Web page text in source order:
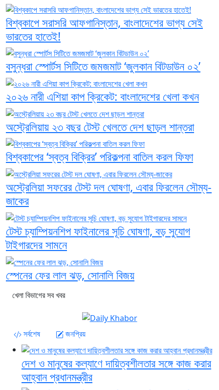
বিশ্বকাপে সরাসরি আফগানিস্তান, বাংলাদেশের ভাগ্য সেই
ভারতের হাতেই!
বসুন্ধরা স্পোর্টস সিটিতে জমজমাট ‘জুলকান বিটডাউন ০২’
২০২৬ নারী এশিয়া কাপ ক্রিকেট: বাংলাদেশের খেলা কখন
অস্ট্রেলিয়ায় ২৩ বছর টেস্ট খেলতে দেশ ছাড়ল শান্তরা
বিশ্বকাপের ‘স্বত্ব বিক্রির’ পরিকল্পনা বাতিল করল ফিফা
অস্ট্রেলিয়া সফরের টেস্ট দল ঘোষণা, এবার ফিরলেন সৌম্য-
জাকের
টেস্ট চ্যাম্পিয়নশিপ ফাইনালের সূচি ঘোষণা, বড় সুযোগ
টাইগারদের সামনে
স্পেনের ফের লাল ঝড়, সোনালি বিজয়
খেলা বিভাগের সব খবর
সর্বশেষ জনপ্রিয়
দেশ ও মানুষের কল্যাণে দায়িত্বশীলতার সঙ্গে কাজ করার
আহ্বান প্রধানমন্ত্রীর